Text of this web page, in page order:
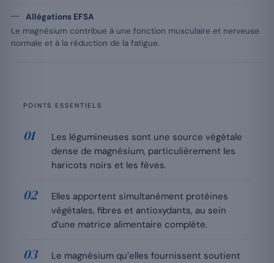
Allégations EFSA
Le magnésium contribue à une fonction musculaire et nerveuse
normale et à la réduction de la fatigue.
POINTS ESSENTIELS
Les légumineuses sont une source végétale
dense de magnésium, particulièrement les
haricots noirs et les fèves.
Elles apportent simultanément protéines
végétales, fibres et antioxydants, au sein
d’une matrice alimentaire complète.
Le magnésium qu’elles fournissent soutient